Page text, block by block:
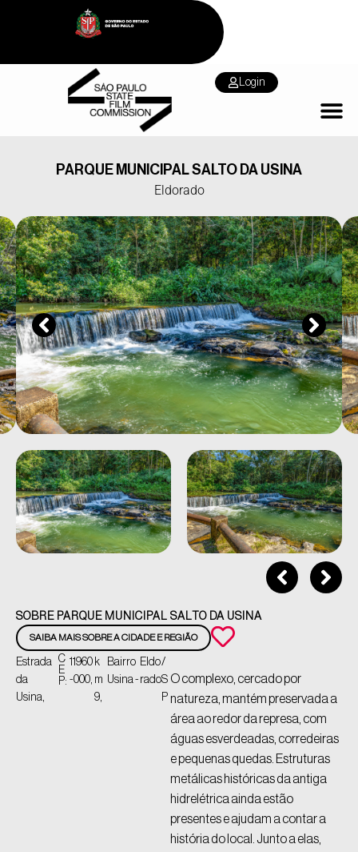
Login
PARQUE MUNICIPAL SALTO DA USINA
Eldorado
SOBRE PARQUE MUNICIPAL SALTO DA USINA
SAIBA MAIS SOBRE A CIDADE E REGIÃO
Estrada
da
Usina,
C
E
P:
11960
-000,
k
m
9,
Bairro
Usina -
Eldo
rado
/
S
P
O complexo, cercado por
natureza, mantém preservada a
área ao redor da represa, com
águas esverdeadas, corredeiras
e pequenas quedas. Estruturas
metálicas históricas da antiga
hidrelétrica ainda estão
presentes e ajudam a contar a
história do local. Junto a elas,